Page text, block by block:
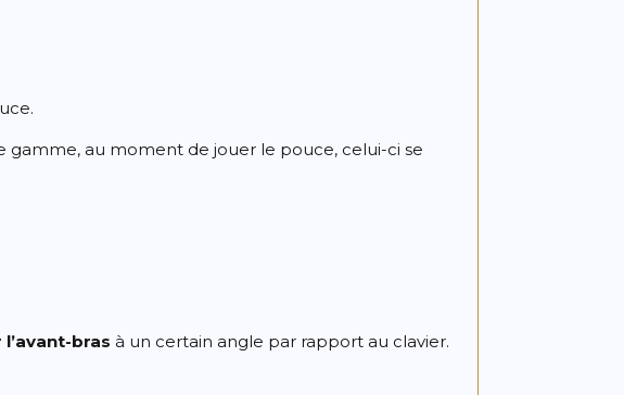
gamme, au moment de jouer le pouce, celui-ci se
bras à un certain angle par rapport au clavier.